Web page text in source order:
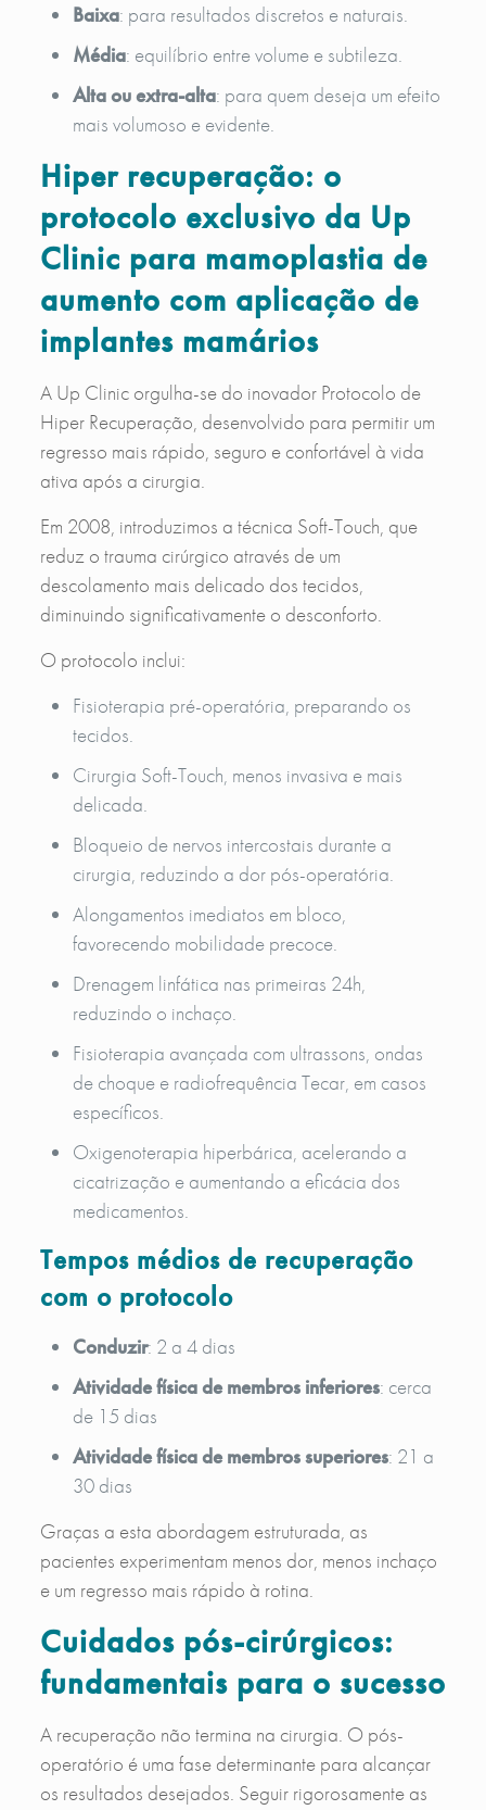
Baixa: para resultados discretos e naturais.
Média: equilíbrio entre volume e subtileza.
Alta ou extra-alta: para quem deseja um efeito
mais volumoso e evidente.
Hiper recuperação: o
protocolo exclusivo da Up
Clinic para mamoplastia de
aumento com aplicação de
implantes mamários
A Up Clinic orgulha-se do inovador Protocolo de
Hiper Recuperação, desenvolvido para permitir um
regresso mais rápido, seguro e confortável à vida
ativa após a cirurgia.
Em 2008, introduzimos a técnica Soft-Touch, que
reduz o trauma cirúrgico através de um
descolamento mais delicado dos tecidos,
diminuindo significativamente o desconforto.
O protocolo inclui:
Fisioterapia pré-operatória, preparando os
tecidos.
Cirurgia Soft-Touch, menos invasiva e mais
delicada.
Bloqueio de nervos intercostais durante a
cirurgia, reduzindo a dor pós-operatória.
Alongamentos imediatos em bloco,
favorecendo mobilidade precoce.
Drenagem linfática nas primeiras 24h,
reduzindo o inchaço.
Fisioterapia avançada com ultrassons, ondas
de choque e radiofrequência Tecar, em casos
específicos.
Oxigenoterapia hiperbárica, acelerando a
cicatrização e aumentando a eficácia dos
medicamentos.
Tempos médios de recuperação
com o protocolo
Conduzir: 2 a 4 dias
Atividade física de membros inferiores: cerca
de 15 dias
Atividade física de membros superiores: 21 a
30 dias
Graças a esta abordagem estruturada, as
pacientes experimentam menos dor, menos inchaço
e um regresso mais rápido à rotina.
Cuidados pós-cirúrgicos:
fundamentais para o sucesso
A recuperação não termina na cirurgia. O pós-
operatório é uma fase determinante para alcançar
os resultados desejados. Seguir rigorosamente as